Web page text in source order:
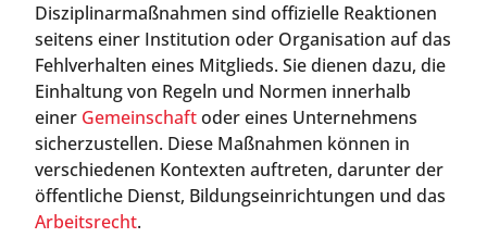
Disziplinarmaßnahmen sind offizielle Reaktionen
seitens einer Institution oder Organisation auf das
Fehlverhalten eines Mitglieds. Sie dienen dazu, die
Einhaltung von Regeln und Normen innerhalb
einer Gemeinschaftoder eines Unternehmens
sicherzustellen. Diese Maßnahmen können in
verschiedenen Kontexten auftreten, darunter der
öffentliche Dienst, Bildungseinrichtungen und das
Arbeitsrecht.